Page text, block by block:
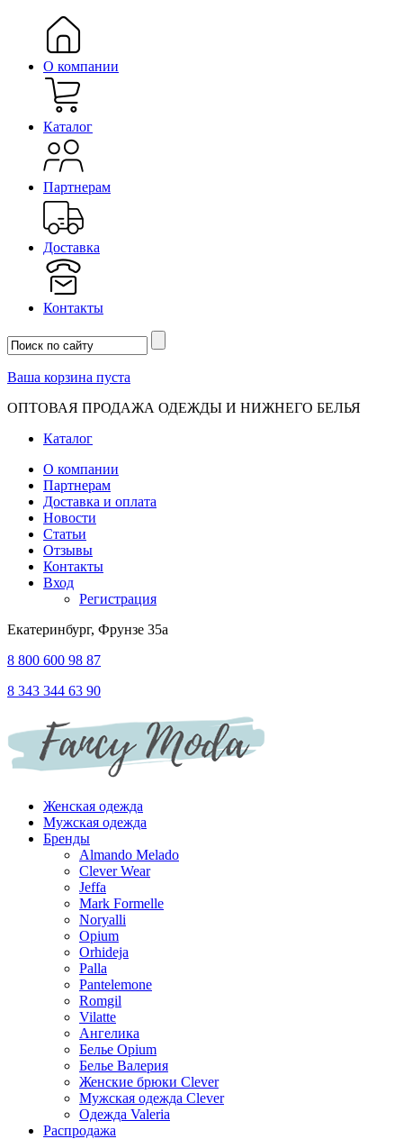
О компании
Каталог
Партнерам
Доставка
Контакты
Ваша корзина пуста
ОПТОВАЯ ПРОДАЖА ОДЕЖДЫ И НИЖНЕГО БЕЛЬЯ
Каталог
О компании
Партнерам
Доставка и оплата
Новости
Статьи
Отзывы
Контакты
Вход
Регистрация
Екатеринбург, Фрунзе 35а
8 800 600 98 87
8 343 344 63 90
Женская одежда
Мужская одежда
Бренды
Almando Melado
Clever Wear
Jeffa
Mark Formelle
Noryalli
Opium
Orhideja
Palla
Pantelemone
Romgil
Vilatte
Ангелика
Белье Opium
Белье Валерия
Женские брюки Clever
Мужская одежда Clever
Одежда Valeria
Распродажа